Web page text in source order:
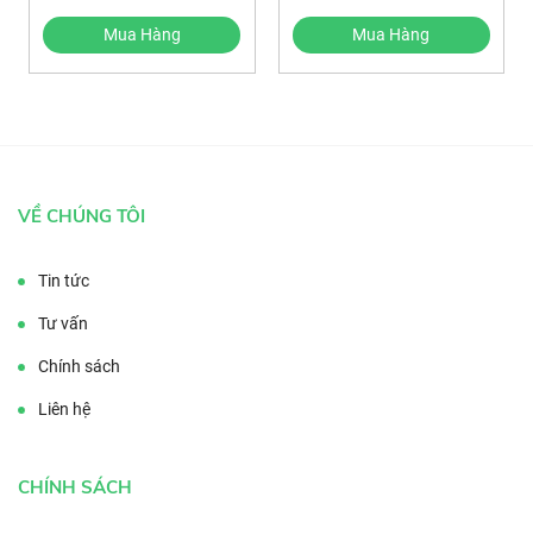
Mua Hàng Mua Hàng
VỀ CHÚNG TÔI
Tin tức
Tư vấn
Chính sách
Liên hệ
CHÍNH SÁCH